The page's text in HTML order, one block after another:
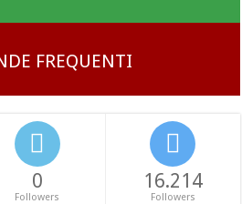
FREQUENTI
0
Followers
16.214
Followers